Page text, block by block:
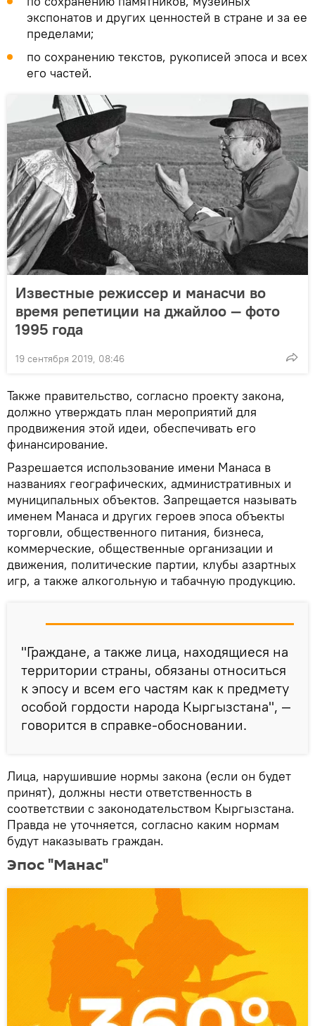
экспонатов и других ценностей в стране и за ее
пределами;
по сохранению текстов, рукописей эпоса и всех
его частей.
Известные режиссер и манасчи во
время репетиции на джайлоо — фото
1995 года
19 сентября 2019, 08:46
Также правительство, согласно проекту закона,
должно утверждать план мероприятий для
продвижения этой идеи, обеспечивать его
финансирование.
Разрешается использование имени Манаса в
названиях географических, административных и
муниципальных объектов. Запрещается называть
именем Манаса и других героев эпоса объекты
торговли, общественного питания, бизнеса,
коммерческие, общественные организации и
движения, политические партии, клубы азартных
игр, а также алкогольную и табачную продукцию.
"Граждане, а также лица, находящиеся на
территории страны, обязаны относиться
к эпосу и всем его частям как к предмету
особой гордости народа Кыргызстана", —
говорится в справке-обосновании.
Лица, нарушившие нормы закона (если он будет
принят), должны нести ответственность в
соответствии с законодательством Кыргызстана.
Правда не уточняется, согласно каким нормам
будут наказывать граждан.
Эпос "Манас"